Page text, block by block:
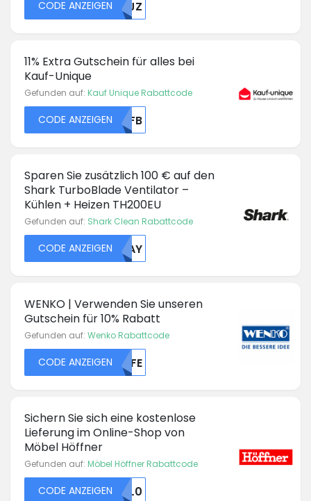
CODE ANZEIGENMDJZ
11% Extra Gutschein für alles bei
Kauf-Unique
Gefunden auf: Kauf Unique Rabattcode
CODE ANZEIGEN MTFB
Sparen Sie zusätzlich 100 € auf den
Shark TurboBlade Ventilator –
Kühlen + Heizen TH200EU
Gefunden auf: Shark Clean Rabattcode
CODE ANZEIGENMDAY
WENKO | Verwenden Sie unseren
Gutschein für 10% Rabatt
Gefunden auf: Wenko Rabattcode
CODE ANZEIGEN MDFE
Sichern Sie sich eine kostenlose
Lieferung im Online-Shop von
Möbel Höffner
Gefunden auf: Möbel Höffner Rabattcode
CODE ANZEIGEN C2L0